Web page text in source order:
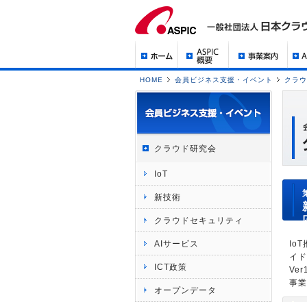
HOME 会員ビジネス支援・イベント クラ
クラウド研究会
IoT
新技術
クラウドセキュリティ
AIサービス
ICT政策
オープンデータ
IoT
イ
事